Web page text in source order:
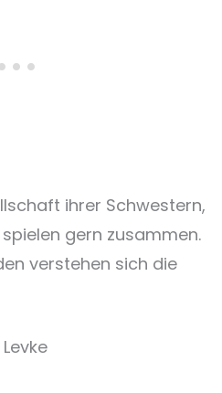
ihrer Schwestern,
gern zusammen.
verstehen sich die